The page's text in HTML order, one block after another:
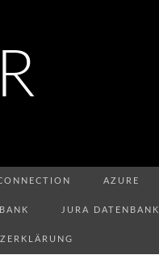
AZURE
JURA DATENBANK